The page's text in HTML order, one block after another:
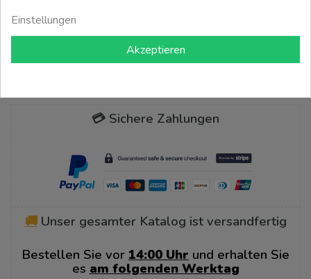
Es werden $ d - $ d von $ d Artikeln angezeigt
💳 Sichere Zahlungen
🚚Unser gesamter Katalog ist versandfertig
Bestellen Sie vor 14:00 Uhr und erhalten Sie
es am folgenden Werktag
Einstellungen
Akzeptieren